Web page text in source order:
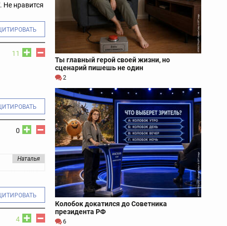
Не нравится
11
0
Наталья
4
Ты главный герой своей жизни, но
сценарий пишешь не один
2
Колобок докатился до Советника
президента РФ
6